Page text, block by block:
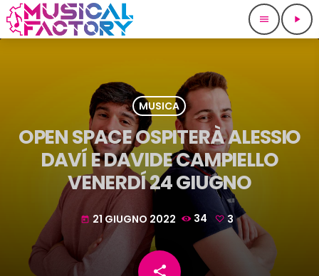
menu play_arrow
MUSICA
OPEN SPACE OSPITERÀ ALESSIO
DAVÍ E DAVIDE CAMPIELLO
VENERDÍ 24 GIUGNO
today 21 GIUGNO 2022 34 3
share
email